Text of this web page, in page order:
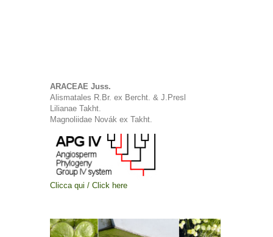
ARACEAE Juss.
Alismatales R.Br. ex Bercht. & J.Presl
Lilianae Takht.
Magnoliidae Novák ex Takht.
Clicca qui / Click here